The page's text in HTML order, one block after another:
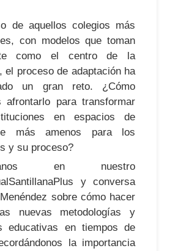
de aquellos colegios más
con modelos que toman
como el centro de la
el proceso de adaptación ha
un gran reto. ¿Cómo
afrontarlo para transformar
en espacios de
más amenos para los
y su proceso?
en nuestro
y conversa
sobre cómo hacer
nuevas metodologías y
educativas en tiempos de
la importancia